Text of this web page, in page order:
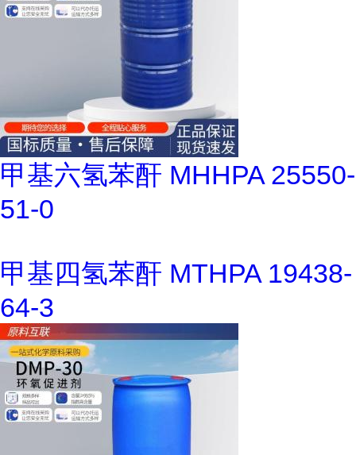
甲基六氢苯酐 MHHPA 25550-
51-0
甲基四氢苯酐 MTHPA 19438-
64-3